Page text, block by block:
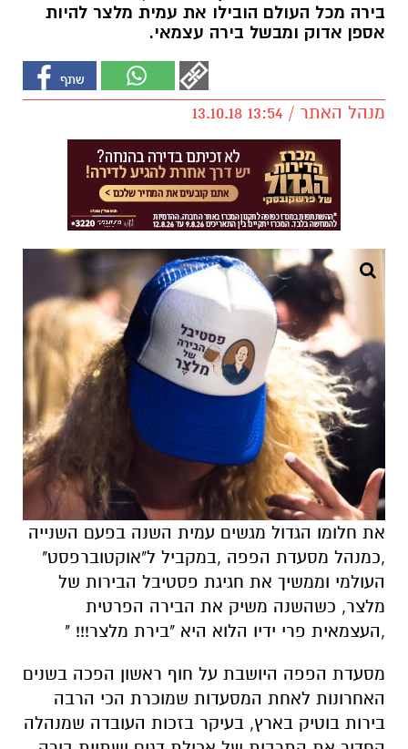
בירה מכל העולם הובילו את עמית מלצר להיות
אספן אדוק ומבשל בירה עצמאי.
מנהל האתר / 13:54 13.10.18
את חלומו הגדול מגשים עמית השנה בפעם השנייה
,כמנהל מסעדת הפפה ,במקביל ל"אוקטוברפסט"
העולמי וממשיך את חגיגת פסטיבל הבירות של
מלצר, כשהשנה משיק את הבירה הפרטית
,העצמאית פרי ידיו הלוא היא "בירת מלצר!!! "
מסעדת הפפה היושבת על חוף ראשון הפכה בשנים
האחרונות לאחת המסעדות שמוכרת הכי הרבה
בירות בוטיק בארץ, בעיקר בזכות העובדה שמנהלה